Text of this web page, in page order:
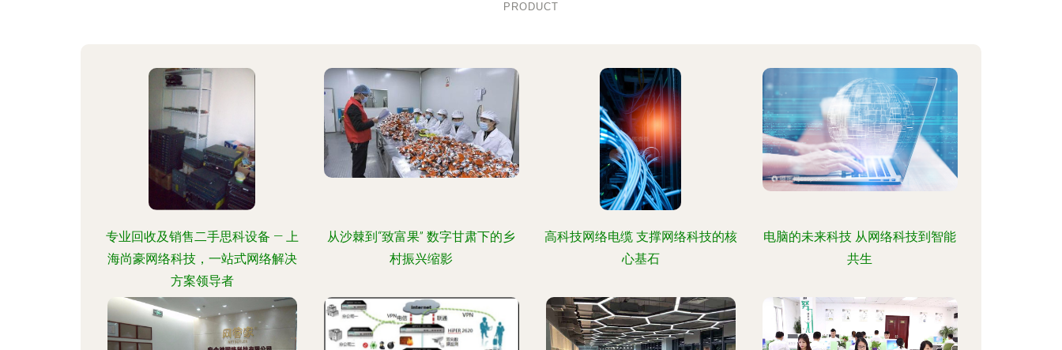
PRODUCT
专业回收及销售二手思科设备 — 上
海尚豪网络科技，一站式网络解决
方案领导者
从沙棘到“致富果” 数字甘肃下的乡
村振兴缩影
高科技网络电缆 支撑网络科技的核
心基石
电脑的未来科技 从网络科技到智能
共生